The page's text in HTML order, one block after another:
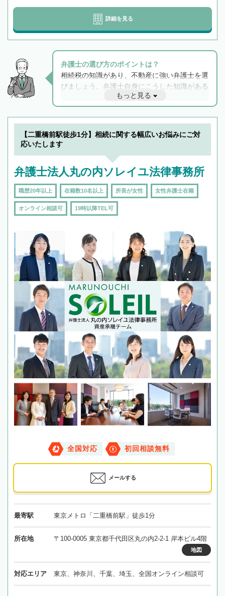
詳細を見る
弁護士の選び方のポイントは？
相続税の知識があり、不動産に強い弁護士を選
びましょう。弁護士自身にこうした知識がある
と他士業との連携もスムーズに進み、トラブル
解決のみならず相続をトータルで任せることが
できます。また、相続は感情がからむ分野なの
でフィーリングも重要です。実際に電話や面談
で複数の弁護士と会話をしてウマが合う方に依
もっと見る
【二重橋前駅徒歩1分】相続に関する幅広いお悩みにご対
応いたします
弁護士法人丸の内ソレイユ法律事務所
職歴20年以上 在籍数10名以上 所長が女性 女性弁護士在籍
オンライン相談可 19時以降TEL可
全国対応 初回相談無料
メールする
最寄駅 東京メトロ「二重橋前駅」徒歩1分
所在地 〒100-0005 東京都千代田区丸の内2-2-1 岸本ビル4階
地図
対応エリア 東京、神奈川、千葉、埼玉、全国オンライン相談可